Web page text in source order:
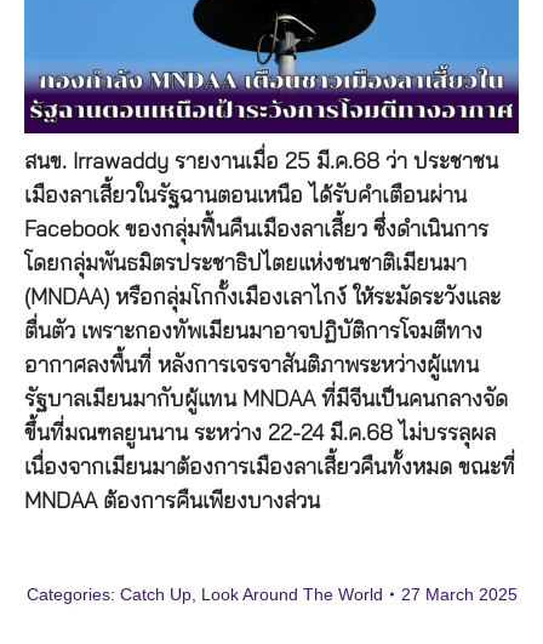
สนข. Irrawaddy รายงานเมื่อ 25 มี.ค.68 ว่า ประชาชน
เมืองลาเสี้ยวในรัฐฉานตอนเหนือ ได้รับคำเตือนผ่าน
Facebook ของกลุ่มฟื้นคืนเมืองลาเสี้ยว ซึ่งดำเนินการ
โดยกลุ่มพันธมิตรประชาธิปไตยแห่งชนชาติเมียนมา
(MNDAA) หรือกลุ่มโกกั้งเมืองเลาไกง์ ให้ระมัดระวังและ
ตื่นตัว เพราะกองทัพเมียนมาอาจปฏิบัติการโจมตีทาง
อากาศลงพื้นที่ หลังการเจรจาสันติภาพระหว่างผู้แทน
รัฐบาลเมียนมากับผู้แทน MNDAA ที่มีจีนเป็นคนกลางจัด
ขึ้นที่มณฑลยูนนาน ระหว่าง 22-24 มี.ค.68 ไม่บรรลุผล
เนื่องจากเมียนมาต้องการเมืองลาเสี้ยวคืนทั้งหมด ขณะที่
MNDAA ต้องการคืนเพียงบางส่วน
Categories: Catch Up, Look Around The World 27 March 2025